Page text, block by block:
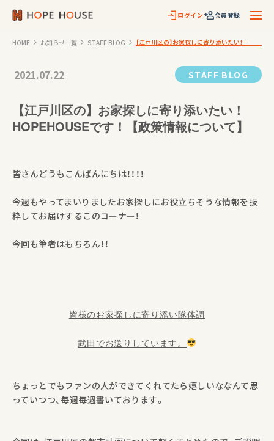
ログイン 会員登録
メ
HOME お知らせ一覧 STAFF BLOG
【江戸川区の】お家探しに寄り添いたい！
2021.07.22 STAFF BLOG
【江戸川区の】お家探しに寄り添いたい！
HOPEHOUSEです！【政策情報について】
皆さんどうもこんばんにちは！！！！
今週もやってまいりましたお家探しにお役立ちそうな情報を抜
粋してお届けするこのコーナー！
今回も筆者はもちろん！！
皆様のお家探しに寄り添い隊体調
武田でお送りしています。
ちょっとでもファンの人ができてくれてたら嬉しいななんて思
っていつつ、毎週毎週書いております。